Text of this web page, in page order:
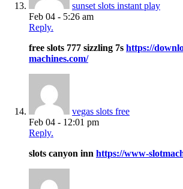
sunset slots instant play
Feb 04 - 5:26 am
Reply.
free slots 777 sizzling 7s https://
machines.com/
vegas slots free
Feb 04 - 12:01 pm
Reply.
slots canyon inn https://www-